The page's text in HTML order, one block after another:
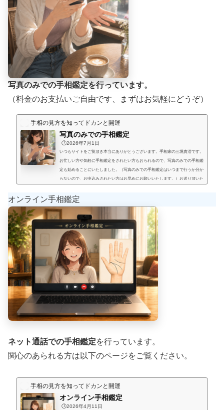
写真のみでの手相鑑定を行っています。
（料金のお支払いご自由です、まずはお気軽にどうぞ）
手相の見方を知ってドカンと開運
写真のみでの手相鑑定
🕒️2026年7月1日
いつもサイトをご覧頂き本当にありがとうございます。手相家の三堀貴浩です。
お忙しい方や気軽に手相鑑定をされたい方もおられるので、写真のみでの手相鑑
定も始めることにいたしました。（写真のみでの手相鑑定はいつまで行うか分か
らないので、お申込みされたい方はお早めにお願いいたします。）お送り頂いた
真のみでの手相鑑定では決まった料金と言うものは無く、お好きな金額を鑑定後
オンライン手相鑑定
ネット通話での手相鑑定を行っています。
関心のあられる方は以下のページをご覧ください。
手相の見方を知ってドカンと開運
オンライン手相鑑定
🕒️2026年4月11日